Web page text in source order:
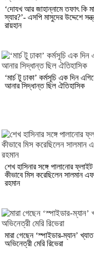
‘দোযখ আর জাহান্নামে তফাৎ কি
স্যার?’- এসপি মাসুদের উদ্দেশে
রায়হান
‘মার্চ টু ঢাকা’ কর্মসূচি এক দিন
আনার সিদ্ধান্ত ছিল ঐতিহাসিক
শেখ হাসিনার সঙ্গে পালানোর ফ্লাইট
কীভাবে মিস করেছিলেন সালমান এফ
রহমান
মারা গেছেন ‘স্পাইডার-ম্যান’ খ্যাত
অভিনেত্রী মেরি রিভেরা